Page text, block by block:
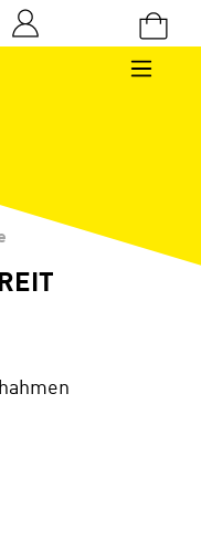
auf dem Merkzettel